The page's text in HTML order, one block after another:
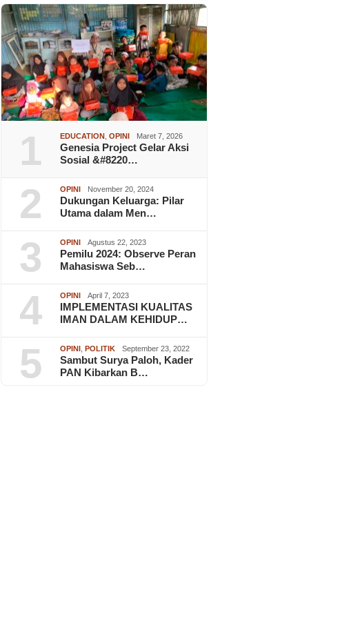
1 EDUCATION ,OPINI Maret 7, 2026
Genesia Project Gelar Aksi
Sosial &#8220…
2 OPINI November 20, 2024
Dukungan Keluarga: Pilar
Utama dalam Men…
3 OPINI Agustus 22, 2023
Pemilu 2024: Observe Peran
Mahasiswa Seb…
4 OPINI April 7, 2023
IMPLEMENTASI KUALITAS
IMAN DALAM KEHIDUP…
5 OPINI , POLITIK September 23, 2022
Sambut Surya Paloh, Kader
PAN Kibarkan B…